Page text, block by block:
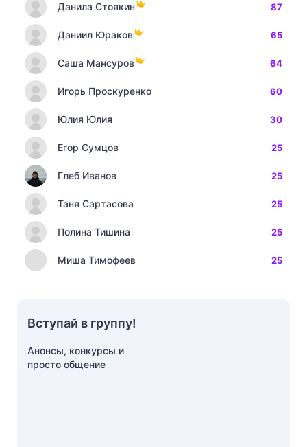
Данила Стоякин 87
Даниил Юраков 65
Саша Мансуров 64
Игорь Проскуренко 60
Юлия Юлия 30
Егор Сумцов 25
Глеб Иванов 25
Таня Сартасова 25
Полина Тишина 25
Миша Тимофеев 25
Вступай в группу!
Анонсы, конкурсы и
просто общение